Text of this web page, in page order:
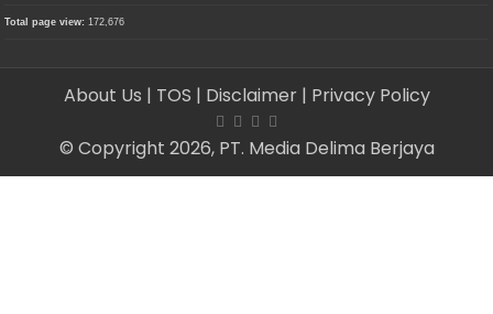
Total page view:172,676
About Us | TOS | Disclaimer | Privacy Policy
© Copyright 2026, PT. Media Delima Berjaya